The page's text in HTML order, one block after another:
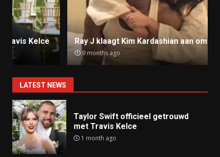
Ray J klaagt Kim Kardashian aan om sekstape
9 months ago
LATEST NEWS
Taylor Swift officieel getrouwd
met Travis Kelce
1 month ago